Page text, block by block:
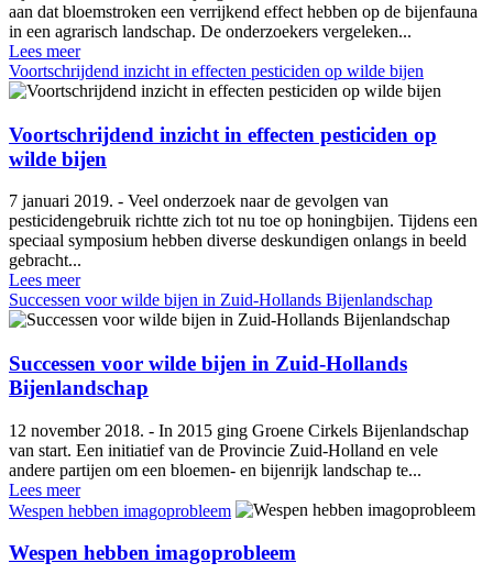
aan dat bloemstroken een verrijkend effect hebben op de bijenfauna
in een agrarisch landschap. De onderzoekers vergeleken...
Lees meer
Voortschrijdend inzicht in effecten pesticiden op wilde bijen
Voortschrijdend inzicht in effecten pesticiden op
wilde bijen
7 januari 2019. - Veel onderzoek naar de gevolgen van
pesticidengebruik richtte zich tot nu toe op honingbijen. Tijdens een
speciaal symposium hebben diverse deskundigen onlangs in beeld
gebracht...
Lees meer
Successen voor wilde bijen in Zuid-Hollands Bijenlandschap
Successen voor wilde bijen in Zuid-Hollands
Bijenlandschap
12 november 2018. - In 2015 ging Groene Cirkels Bijenlandschap
van start. Een initiatief van de Provincie Zuid-Holland en vele
andere partijen om een bloemen- en bijenrijk landschap te...
Lees meer
Wespen hebben imagoprobleem
Wespen hebben imagoprobleem